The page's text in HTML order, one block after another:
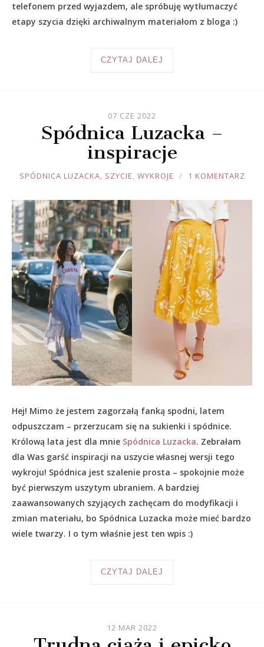
telefonem przed wyjazdem, ale spróbuję wytłumaczyć
etapy szycia dzięki archiwalnym materiałom z bloga :)
CZYTAJ DALEJ
07 CZE 2022
Spódnica Luzacka –
inspiracje
JOULE
SPÓDNICA LUZACKA, SZYCIE, WYKROJE 1 KOMENTARZ
Hej! Mimo że jestem zagorzałą fanką spodni, latem
odpuszczam – przerzucam się na sukienki i spódnice.
Królową lata jest dla mnie Spódnica Luzacka. Zebrałam
dla Was garść inspiracji na uszycie własnej wersji tego
wykroju! Spódnica jest szalenie prosta – spokojnie może
być pierwszym uszytym ubraniem. A bardziej
zaawansowanych szyjących zachęcam do modyfikacji i
zmian materiału, bo Spódnica Luzacka może mieć bardzo
wiele twarzy. I o tym właśnie jest ten wpis :)
CZYTAJ DALEJ
12 MAR 2022